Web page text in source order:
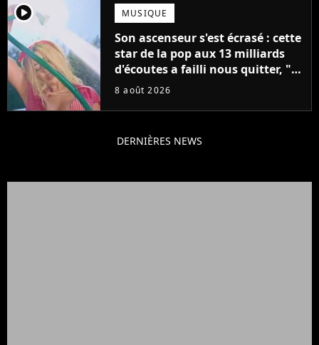
player2 MUSIQUE
Son ascenseur s'est écrasé : cette
star de la pop aux 13 milliards
d'écoutes a failli nous quitter, "Je
pensais ne plus jamais chanter"
8 août 2026
DERNIÈRES NEWS